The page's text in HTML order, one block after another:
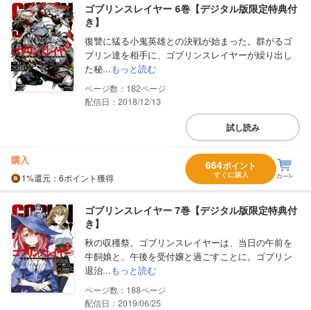
ゴブリンスレイヤー 6巻【デジタル版限定特典付
き】
復讐に猛る小鬼英雄との決戦が始まった。群がるゴ
ブリン達を相手に、ゴブリンスレイヤーが繰り出し
た秘...もっと読む
182
配信日：2018/12/13
試し読み
購入
1%還元 ：6ポイント獲得
664ポイント
すぐに購入
ゴブリンスレイヤー 7巻【デジタル版限定特典付
き】
秋の収穫祭。ゴブリンスレイヤーは、当日の午前を
牛飼娘と、午後を受付嬢と過ごすことに。ゴブリン
退治...もっと読む
188
配信日：2019/06/25